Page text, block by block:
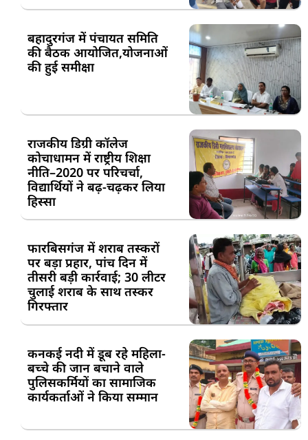
बहादुरगंज में पंचायत समिति
की बैठक आयोजित,योजनाओं
की हुई समीक्षा
राजकीय डिग्री कॉलेज
कोचाधामन में राष्ट्रीय शिक्षा
नीति–2020 पर परिचर्चा,
विद्यार्थियों ने बढ़-चढ़कर लिया
हिस्सा
फारबिसगंज में शराब तस्करों
पर बड़ा प्रहार, पांच दिन में
तीसरी बड़ी कार्रवाई; 30 लीटर
चुलाई शराब के साथ तस्कर
गिरफ्तार
कनकई नदी में डूब रहे महिला-
बच्चे की जान बचाने वाले
पुलिसकर्मियों का सामाजिक
कार्यकर्ताओं ने किया सम्मान